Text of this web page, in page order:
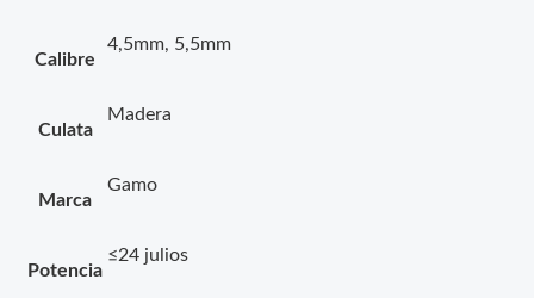
Calibre
4,5mm, 5,5mm
Culata
Madera
Marca
Gamo
Potencia
≤24 julios